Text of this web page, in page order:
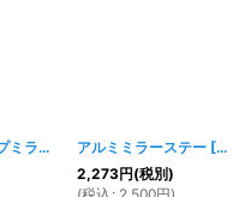
ZII（Z2）タイプミラー メッキ [ 805w]
アルミミラーステー [
2,273円(税別)